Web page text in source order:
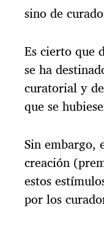
sino de
Es cierto que
se ha
curatorial y
que se
Sin embargo,
creación
estos
por los